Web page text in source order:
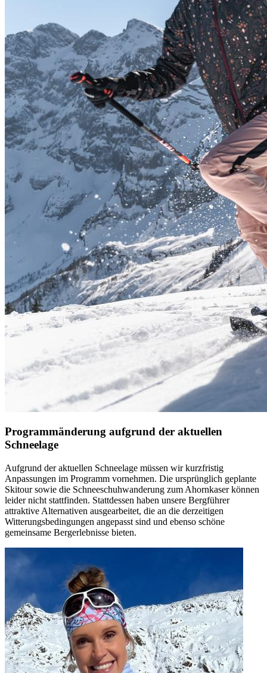
Programmänderung aufgrund der aktuellen
Schneelage
Aufgrund der aktuellen Schneelage müssen wir kurzfristig
Anpassungen im Programm vornehmen. Die ursprünglich geplante
Skitour sowie die Schneeschuhwanderung zum Ahornkaser können
leider nicht stattfinden. Stattdessen haben unsere Bergführer
attraktive Alternativen ausgearbeitet, die an die derzeitigen
Witterungsbedingungen angepasst sind und ebenso schöne
gemeinsame Bergerlebnisse bieten.